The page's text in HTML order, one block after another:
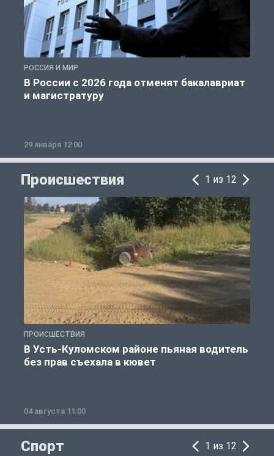
РОССИЯ И МИР
В России с 2026 года отменят бакалавриат
и магистратуру
29 января 12:00
Происшествия 1 из 12
ПРОИСШЕСТВИЯ
В Усть-Куломском районе пьяная водитель
без прав съехала в кювет
04 августа 11:00
Спорт 1 из 12